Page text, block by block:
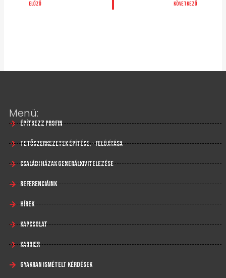
Előző
ELŐZŐ KÖVETKEZŐ
Menü:
Építkezz profin
Tetőszerkezetek építése, - felújítása
Családi házak generálkivitelezése
Referenciáink
Hírek
Kapcsolat
Karrier
Gyakran Ismételt Kérdések